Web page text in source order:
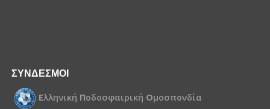
ΣΥΝΔΕΣΜΟΙ
Ελληνική Ποδοσφαιρική Ομοσπονδία